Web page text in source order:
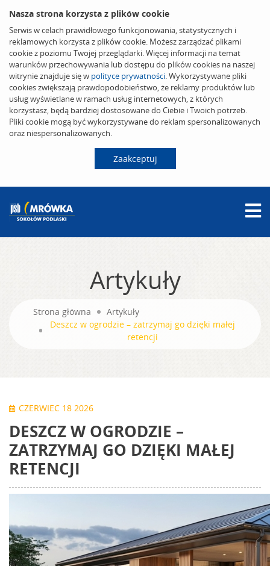
Nasza strona korzysta z plików cookie
Serwis w celach prawidłowego funkcjonowania, statystycznych i
reklamowych korzysta z plików cookie. Możesz zarządzać plikami
cookie z poziomu Twojej przeglądarki. Więcej informacji na temat
warunków przechowywania lub dostępu do plików cookies na naszej
witrynie znajduje się w polityce prywatności. Wykorzystywane pliki
cookies zwiększają prawdopodobieństwo, że reklamy produktów lub
usług wyświetlane w ramach usług internetowych, z których
korzystasz, będą bardziej dostosowane do Ciebie i Twoich potrzeb.
Pliki cookie mogą być wykorzystywane do reklam spersonalizowanych
oraz niespersonalizowanych.
Zaakceptuj
Artykuły
Strona główna
Artykuły
Deszcz w ogrodzie – zatrzymaj go dzięki małej
retencji
CZERWIEC 18 2026
DESZCZ W OGRODZIE –
ZATRZYMAJ GO DZIĘKI MAŁEJ
RETENCJI